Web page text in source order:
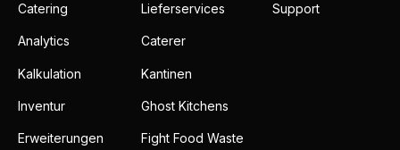
Catering
Analytics
Kalkulation
Inventur
Erweiterungen
Lieferservices
Caterer
Kantinen
Ghost Kitchens
Fight Food Waste
Support